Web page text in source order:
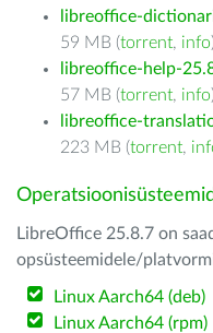
libreoffice-
59 MB (torrent, info
libreoffice-help-
57 MB (torrent, info
libreoffice-
223 MB (torrent,
Operatsioonisüsteemid
LibreOffice 25.8.7 on
opsüsteemidele/
Linux Aarch64 (deb)
Linux Aarch64 (rpm)